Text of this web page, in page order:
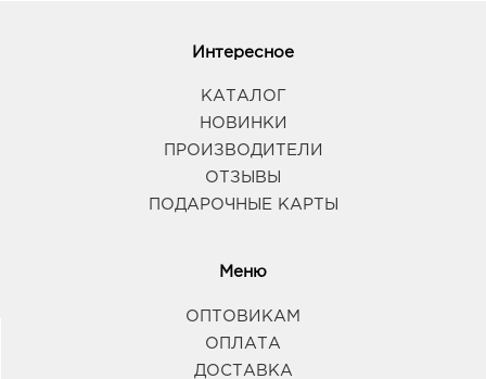
Интересное
КАТАЛОГ
НОВИНКИ
ПРОИЗВОДИТЕЛИ
ОТЗЫВЫ
ПОДАРОЧНЫЕ КАРТЫ
Меню
ОПТОВИКАМ
ОПЛАТА
ДОСТАВКА